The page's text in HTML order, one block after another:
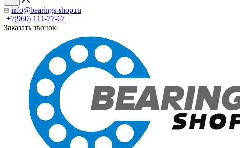
info@bearings-shop.ru
+7(960) 111-77-67
Заказать звонок